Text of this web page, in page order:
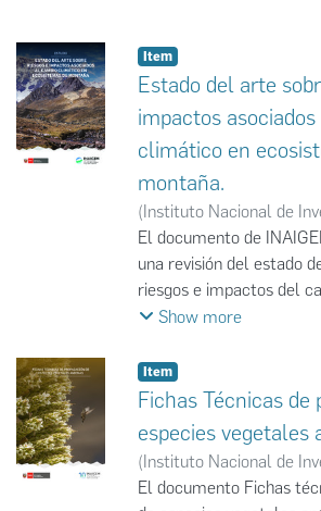
Item
Estado del arte
impactos
climático en
montaña.
(Instituto Nacional de
Glaciares y
11) Instituto Nacional de
Glaciares y
INAIGEM
El documento de
una revisión del estado
riesgos e impactos del
los ecosistemas de
científicas y documentos
revisión evaluó los
investigación, así como
regionales, nacionales y
aplicando criterios
acordes con la
Show more
Item
Fichas Técnicas de
especies vegetales
(Instituto Nacional de
Glaciares y
El documento Fichas